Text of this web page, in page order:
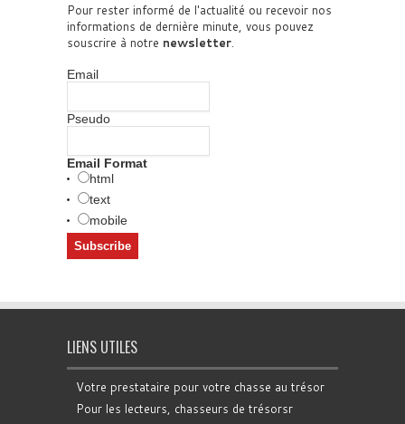
Pour rester informé de l'actualité ou recevoir nos
informations de dernière minute, vous pouvez
souscrire à notre newsletter.
Email
Pseudo
Email Format
html
text
mobile
LIENS UTILES
Votre prestataire pour votre chasse au trésor
Pour les lecteurs, chasseurs de trésorsr